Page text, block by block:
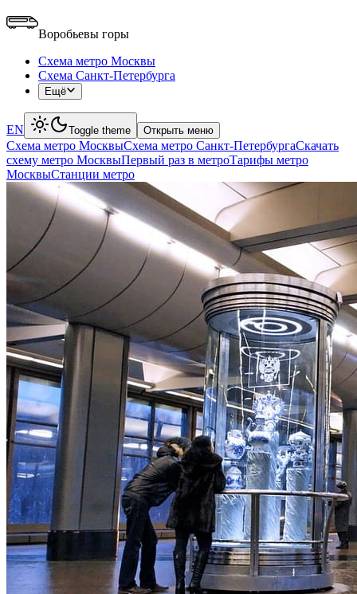
Воробьевы горы
Схема метро Москвы
Схема Санкт-Петербурга
Ещё
EN Toggle theme Открыть меню
Схема метро МосквыСхема метро Санкт-ПетербургаСкачать
схему метро МосквыПервый раз в метроТарифы метро
МосквыСтанции метро